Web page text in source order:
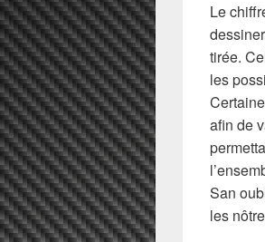
Le
tirée.
les
afin de
San
les